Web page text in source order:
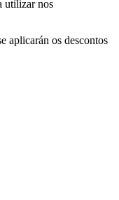
utilizar nos
aplicarán os descontos